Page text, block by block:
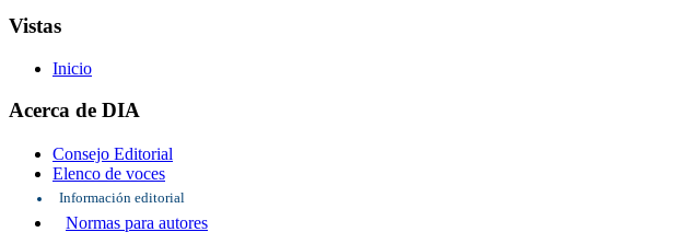
Vistas
Inicio
Acerca de DIA
Consejo Editorial
Elenco de voces
Información editorial
Normas para autores